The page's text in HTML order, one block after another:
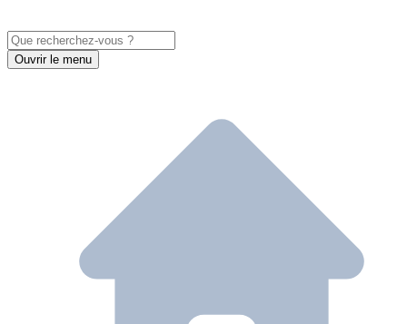
Ouvrir le menu